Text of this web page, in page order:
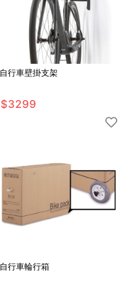
自行車壁掛支架
$3299
自行車輪行箱